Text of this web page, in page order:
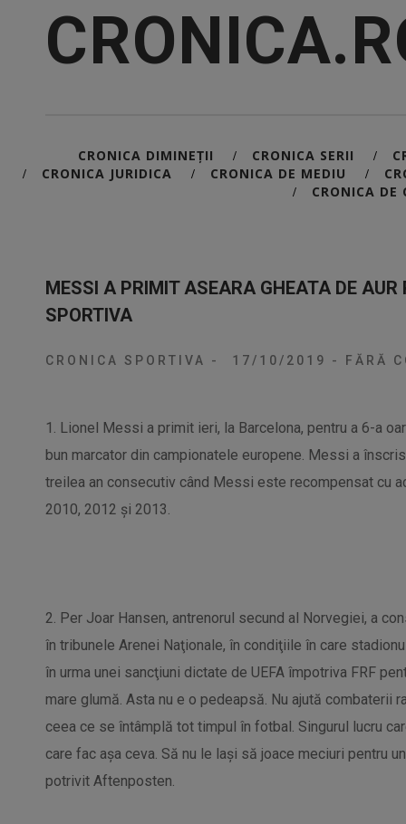
CRONICA DIMINEȚII / CRONICA SERII /
/ CRONICA JURIDICA / CRONICA DE MEDIU /
/ CRONICA DE
MESSI A PRIMIT ASEARA GHEATA DE
SPORTIVA
CRONICA SPORTIVA - 17/10/2019 - FĂRĂ
1. Lionel Messi a primit ieri, la Barcelona, pentru a 6-a
bun marcator din campionatele europene. Messi a
treilea an consecutiv când Messi este recompensat cu
2010, 2012 şi 2013.
2. Per Joar Hansen, antrenorul secund al Norvegiei, a
în tribunele Arenei Naţionale, în condiţiile în care
în urma unei sancţiuni dictate de UEFA împotriva FRF
mare glumă. Asta nu e o pedeapsă. Nu ajută combaterii
ceea ce se întâmplă tot timpul în fotbal. Singurul lucru
care fac aşa ceva. Să nu le laşi să joace meciuri pentru
potrivit Aftenposten.